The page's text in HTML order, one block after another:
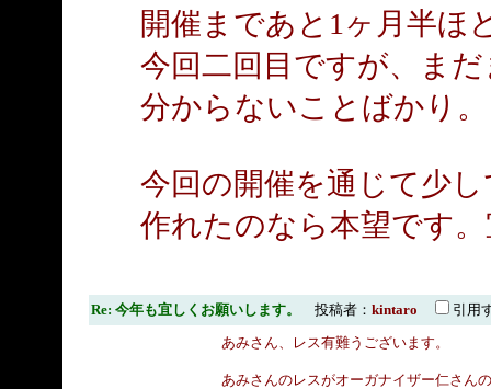
開催まであと1ヶ月半ほ
今回二回目ですが、ま
分からないことばかり。
今回の開催を通じて少
作れたのなら本望です
Re: 今年も宜しくお願いします。 投稿者： kintaro
引用
あみさん、レス有難うございます。
あみさんのレスがオーガナイザー仁さん